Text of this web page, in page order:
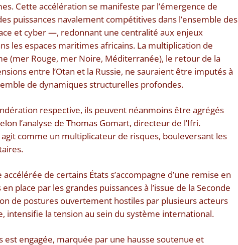
Cette accélération se manifeste par l’émergence de
puissances navalement compétitives dans l’ensemble des
et cyber —, redonnant une centralité aux enjeux
les espaces maritimes africains. La multiplication de
(mer Rouge, mer Noire, Méditerranée), le retour de la
entre l’Otan et la Russie, ne sauraient être imputés à
de dynamiques structurelles profondes.
respective, ils peuvent néanmoins être agrégés
l’analyse de Thomas Gomart, directeur de l’Ifri.
comme un multiplicateur de risques, bouleversant les
de certains États s’accompagne d’une remise en
place par les grandes puissances à l’issue de la Seconde
de postures ouvertement hostiles par plusieurs acteurs
intensifie la tension au sein du système international.
engagée, marquée par une hausse soutenue et